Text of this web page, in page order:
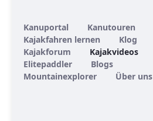
Kanuportal
Kanutouren
Kajakfahren lernen
Klog
Kajakforum
Kajakvideos
Elitepaddler
Blogs
Mountainexplorer
Über uns